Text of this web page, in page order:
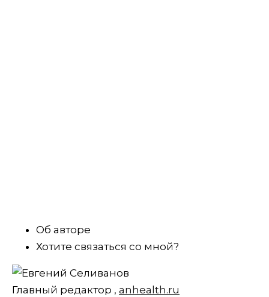
Об авторе
Хотите связаться со мной?
Главный редактор , anhealth.ru